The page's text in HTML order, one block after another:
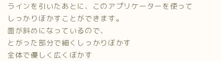
ラインを引いたあとに、このアプリケーターを使って
しっかりぼかすことができます。
面が斜めになっているので、
とがった部分で細くしっかりぼかす
全体で優しく広くぼかす